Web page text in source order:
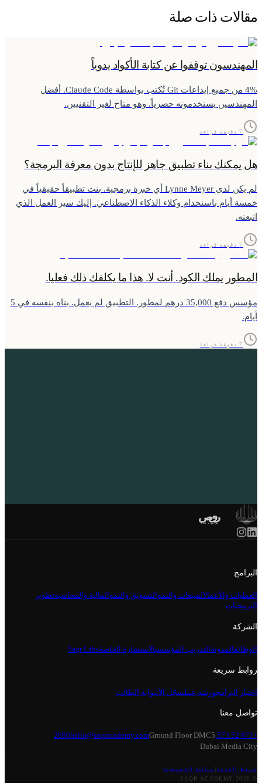
مقالات ذات صلة
المهندسون توقفوا عن كتابة الأكواد يدوياً
4% من جميع إيداعات Git تُكتب بواسطة Claude Code. أفضل
المهندسين يستخدمونه حصرياً. وهو متاح لغير التقنيين.
7 دقيقة قراءة
هل يمكنك بناء تطبيق جاهز للإنتاج بدون معرفة البرمجة؟
لم يكن لدى Lynne Meyer أي خبرة برمجية. بنت تطبيقاً حقيقياً في
خمسة أيام باستخدام وكلاء الذكاء الاصطناعي. إليك سير العمل الذي
اتبعته.
7 دقيقة قراءة
المطور يملك الكود. أنت لا. هذا ما يكلفك ذلك فعليا.
مؤسس دفع 35,000 درهم لمطور. التطبيق لم يعمل. بناه بنفسه في 5
أيام.
7 دقيقة قراءة
البرامج
العمليات والأعمالالمبيعات والنمو التسويق والنمو المالية والمحاسبةتطوير
البرمجيات
الشركة
الوظائفالمدونة التدريب المؤسسيالاستشارة الخاصةSaqr Labs
روابط سريعة
اختبار البرامجورشة عملسجّل الآنبوابة الطالب
تواصل معنا
+971 52 573 2690
hello@saqracademy.comGround Floor DMC5
Dubai Media City
شروط الخدمة| سياسة الخصوصية
© 2026 SAQR ACADEMY